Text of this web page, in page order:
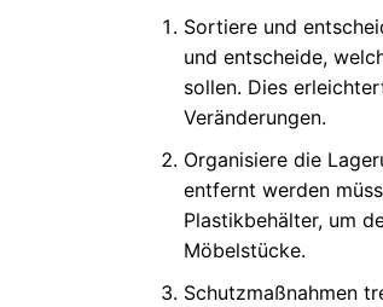
Sortiere und
und entscheide,
sollen. Dies
Veränderungen.
Organisiere die
entfernt werden
Plastikbehälter, um
Möbelstücke.
Schutzmaßnahmen